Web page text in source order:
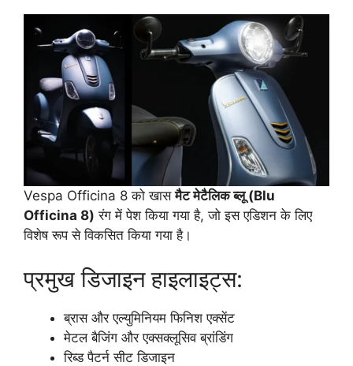
Vespa Officina 8 को खासमैट मेटैलिक ब्लू (Blu
Officina 8) रंग में पेश किया गया है, जो इस एडिशन के लिए
विशेष रूप से विकसित किया गया है।
प्रमुख डिजाइन हाइलाइट्स:
ब्रास और एल्युमिनियम फिनिश एक्सेंट
मेटल बैजिंग और एक्सक्लूसिव ब्रांडिंग
रिब्ड पैटर्न सीट डिजाइन